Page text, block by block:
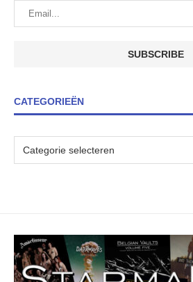
CATEGORIEËN